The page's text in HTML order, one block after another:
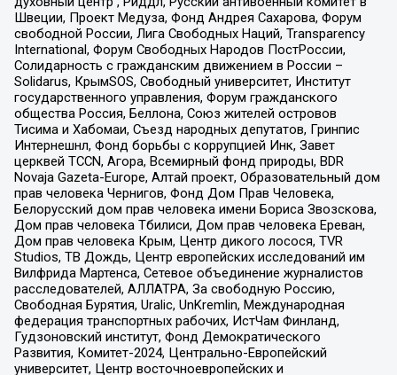
Швеции, Проект Медуза, Фонд Андрея Сахарова, Форум
свободной России, Лига Свободных Наций, Transparеncy
International, Форум Свободных Народов ПостРоссии,
Солидарность с гражданским движением в России –
Solidarus, КрымSOS, Свободный университет, Институт
государственного управления, Форум гражданского
общества Россия, Беллона, Союз жителей островов
Тисима и Хабомаи, Съезд народных депутатов, Гринпис
Интернешнл, Фонд борьбы с коррупцией Инк, Завет
церквей TCCN, Агора, Всемирный фонд природы, BDR
Novaja Gazeta-Europe, Алтай проект, Образовательный дом
прав человека Чернигов, Фонд Дом Прав Человека,
Белорусский дом прав человека имени Бориса Звозскова,
Дом прав человека Тбилиси, Дом прав человека Ереван,
Дом прав человека Крым, Центр дикого лосося, TVR
Studios, ТВ Дождь, Центр европейских исследований им
Вилфрида Мартенса, Сетевое объединение журналистов
расследователей, АЛЛАТРА, За свободную Россию,
Свободная Бурятия, Uralic, UnKremlin, Международная
федерация транспортных рабочих, ИстЧам Финланд,
Гудзоновский институт, Фонд Демократического
Развития, Комитет-2024, Центрально-Европейский
университет, Центр восточноевропейских и